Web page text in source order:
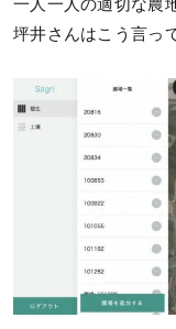
一人一人の適切な農
坪井さんはこう言っ